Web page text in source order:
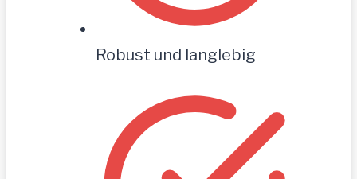
Robust und langlebig